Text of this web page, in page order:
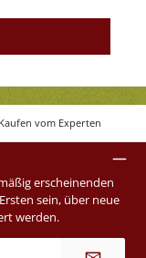
Kaufen vom Experten
erscheinenden
sein, über neue
werden.